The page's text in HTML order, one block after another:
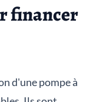
financer
d'une pompe à